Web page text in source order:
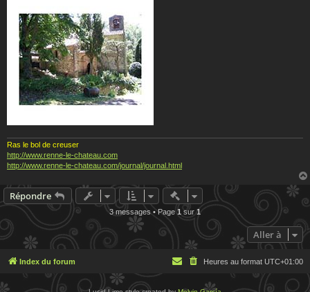
Ras le bol de creuser
http://www.renne-le-chateau.com
http://www.renne-le-chateau.com/journal/journal.html
Répondre Actions rapides de
3 messages • Page 1 sur1
Aller à
Index du forum Heures au format UTC+01:00